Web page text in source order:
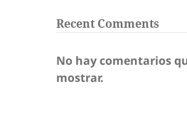
Recent Comments
No hay comentarios
mostrar.